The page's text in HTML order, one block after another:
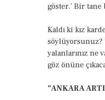
göster.’ Bir
Kaldı ki kız
söylüyorsunuz?
yalanlarınız ne
göz önüne
”ANKARA